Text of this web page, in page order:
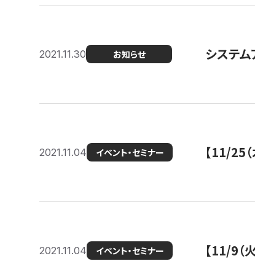
2021.11.30 お知らせ システム
2021.11.04 イベント・セミナー 【11/25
2021.11.04 イベント・セミナー 【11/9（